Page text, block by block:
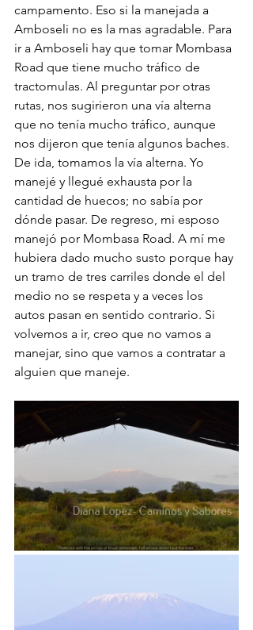
campamento. Eso si la manejada a
Amboseli no es la mas agradable. Para
ir a Amboseli hay que tomar Mombasa
Road que tiene mucho tráfico de
tractomulas. Al preguntar por otras
rutas, nos sugirieron una vía alterna
que no tenía mucho tráfico, aunque
nos dijeron que tenía algunos baches.
De ida, tomamos la vía alterna. Yo
manejé y llegué exhausta por la
cantidad de huecos; no sabía por
dónde pasar. De regreso, mi esposo
manejó por Mombasa Road. A mí me
hubiera dado mucho susto porque hay
un tramo de tres carriles donde el del
medio no se respeta y a veces los
autos pasan en sentido contrario. Si
volvemos a ir, creo que no vamos a
manejar, sino que vamos a contratar a
alguien que maneje.